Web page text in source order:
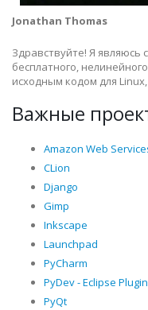
Jonathan Thomas
Здравствуйте! Я являюсь
бесплатного,
исходным кодом для
Важные
Amazon Web
CLion
Django
Gimp
Inkscape
Launchpad
PyCharm
PyDev - Eclipse Plugin
PyQt